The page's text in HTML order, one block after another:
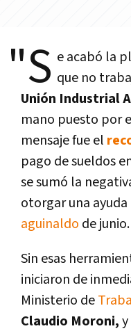
"S e acabó la
que no
Unión Industrial
mano puesto por
mensaje fue el
pago de sueldos
se sumó la
otorgar una
aguinaldo de junio.
Sin esas
iniciaron de
Ministerio de
Claudio Moroni,